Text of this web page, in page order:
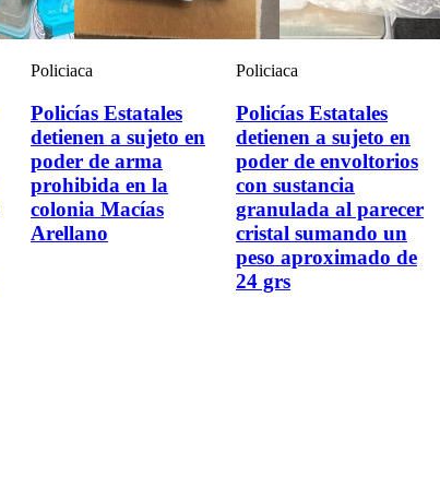
Policiaca
Policías Estatales
detienen a sujeto en
poder de arma
prohibida en la
colonia Macías
Arellano
Policiaca
Policías Estatales
detienen a sujeto en
poder de envoltorios
con sustancia
granulada al parecer
cristal sumando un
peso aproximado de
24 grs